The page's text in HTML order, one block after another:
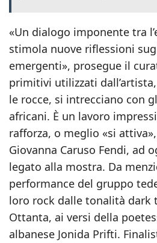
«Un dialogo imponente tra
stimola nuove riflessioni
emergenti», prosegue il
primitivi utilizzati
le rocce, si intrecciano con
africani. È un lavoro
rafforza, o meglio «si
Giovanna Caruso Fendi, ad
legato alla mostra. Da
performance del gruppo
loro rock dalle tonalità dark
Ottanta, ai versi della
albanese Jonida Prifti.